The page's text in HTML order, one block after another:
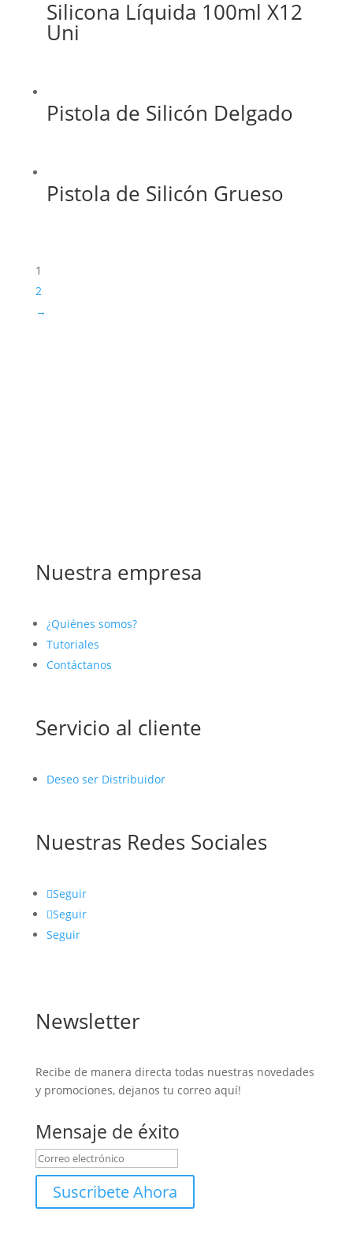
Silicona Líquida 100ml X12
Uni
Pistola de Silicón Delgado
Pistola de Silicón Grueso
1
2
→
Nuestra empresa
¿Quiénes somos?
Tutoriales
Contáctanos
Servicio al cliente
Deseo ser Distribuidor
Nuestras Redes Sociales
Seguir
Seguir
Seguir
Newsletter
Recibe de manera directa todas nuestras novedades
y promociones, dejanos tu correo aquí!
Mensaje de éxito
Suscribete Ahora